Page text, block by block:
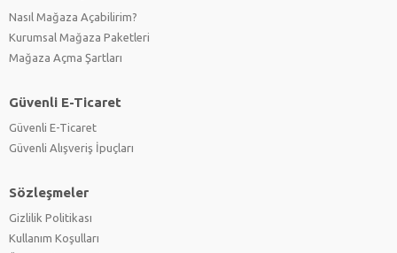
Nasıl Mağaza Açabilirim?
Kurumsal Mağaza Paketleri
Mağaza Açma Şartları
Güvenli E-Ticaret
Güvenli E-Ticaret
Güvenli Alışveriş İpuçları
Sözleşmeler
Gizlilik Politikası
Kullanım Koşulları